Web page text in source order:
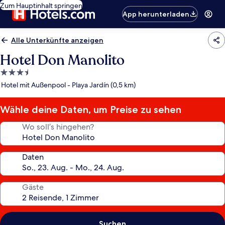
Zum Hauptinhalt springen
App herunterladen
Alle Unterkünfte anzeigen
Hotel Don Manolito
3.5-
Sterne-
Hotel mit Außenpool - Playa Jardín (0,5 km)
Wähle deine Daten, um Preise zu sehen
Wo soll’s hingehen?
Daten
Gäste